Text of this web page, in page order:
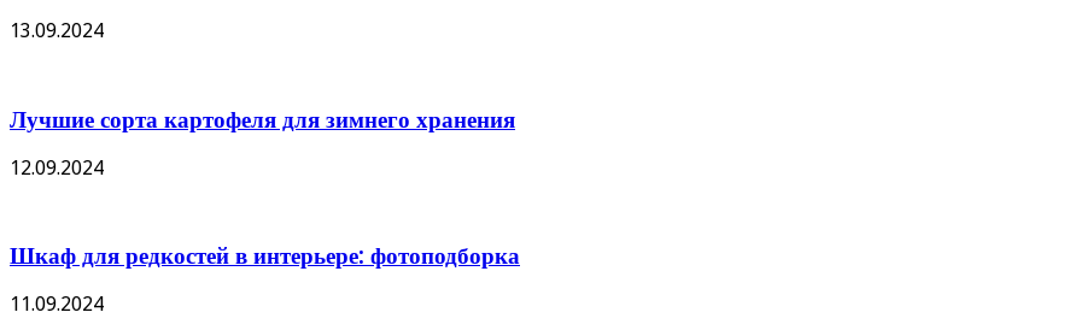
13.09.2024
Лучшие сорта картофеля для зимнего хранения
12.09.2024
Шкаф для редкостей в интерьере: фотоподборка
11.09.2024